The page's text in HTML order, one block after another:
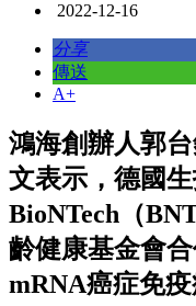
2022-12-16
分享
傳送
A+
鴻海創辦人郭
文表示，德國生
BioNTech（
齡健康基金會
mRNA癌症免疫